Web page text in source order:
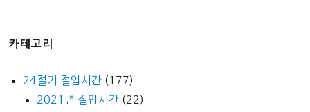
카테고리
24절기 절입시간 (177)
2021년 절입시간 (22)